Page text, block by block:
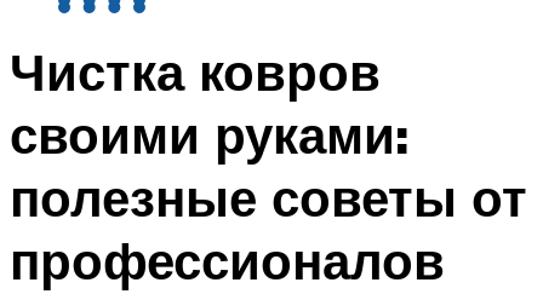
Чистка ковров
своими руками:
полезные советы от
профессионалов